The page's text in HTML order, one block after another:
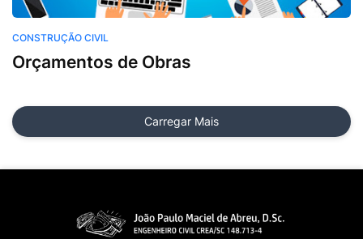
CONSTRUÇÃO CIVIL
Orçamentos de Obras
Carregar Mais